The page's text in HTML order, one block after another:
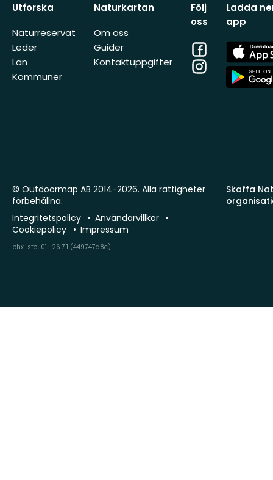
Utforska
Naturreservat
Leder
Län
Kommuner
Naturkartan
Om oss
Guider
Kontaktuppgifter
Följ
oss
Facebook
Instagram
Ladda
app
App
Store
App
Store
Skaffa
© Outdoormap AB 2014-2026. Alla rättigheter
förbehållna.
Integritetspolicy
Användarvillkor
Cookiepolicy
Impressum
phx-sto-01 · 26.7.1 (449747a8c)